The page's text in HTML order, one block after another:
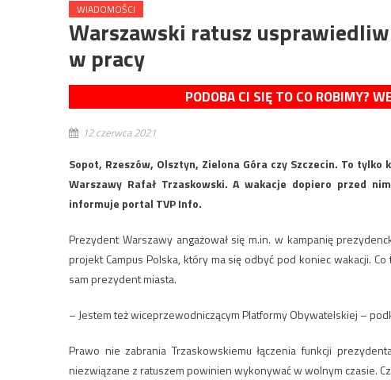
WIADOMOŚCI
Warszawski ratusz
w pracy
PODOBA CI SIĘ TO CO ROBIMY?
12 czerwca 2021
Sopot, Rzeszów, Olsztyn, Zielona Góra czy Szczecin. To
Warszawy Rafał Trzaskowski. A wakacje dopiero przed
informuje portal TVP Info.
Prezydent Warszawy angażował się m.in. w kampanię
projekt Campus Polska, który ma się odbyć pod koniec wakacji.
sam prezydent miasta.
– Jestem też wiceprzewodniczącym Platformy Obywatelskiej –
Prawo nie zabrania Trzaskowskiemu łączenia funkcji
niezwiązane z ratuszem powinien wykonywać w wolnym czasie.